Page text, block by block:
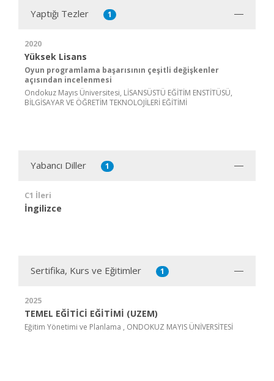
Yaptığı Tezler 1
2020
Yüksek Lisans
Oyun programlama başarısının çeşitli değişkenler
açısından incelenmesi
Ondokuz Mayıs Üniversitesi, LİSANSÜSTÜ EĞİTİM ENSTİTÜSÜ,
BİLGİSAYAR VE ÖĞRETİM TEKNOLOJİLERİ EĞİTİMİ
Yabancı Diller 1
C1 İleri
İngilizce
Sertifika, Kurs ve Eğitimler 1
2025
TEMEL EĞİTİCİ EĞİTİMİ (UZEM)
Eğitim Yönetimi ve Planlama , ONDOKUZ MAYIS ÜNİVERSİTESİ